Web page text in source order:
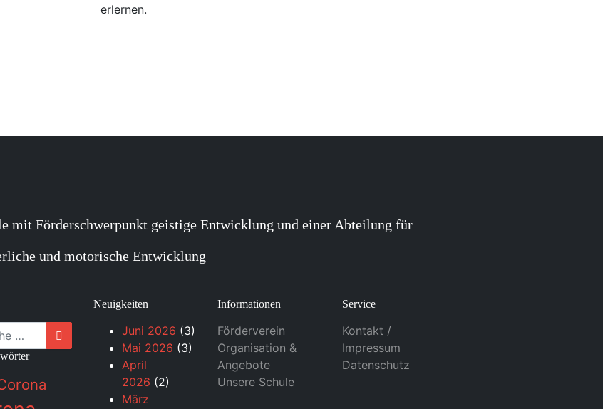
erlernen.
mit Förderschwerpunkt geistige Entwicklung und einer Abteilung für
und motorische Entwicklung
Neuigkeiten
Juni 2026 (3)
Mai 2026 (3)
April
2026 (2)
März
Informationen
Förderverein
Organisation &
Angebote
Unsere Schule
Service
Kontakt /
Impressum
Datenschutz